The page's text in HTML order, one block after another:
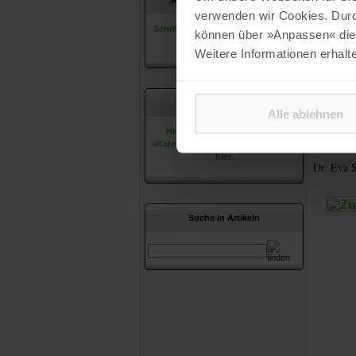
verwenden wir Cookies.
können über »Anpassen«
Weitere Informationen
Alle ablehnen
Schriftleitung & Redaktion stellen
sich hier vor.
Herausgeber und Beirat der
»Katechetische Blätter« finden Sie
hier.
Suche in Artikeln
an,
Der
Begleitet
schönen
Dr. Eva